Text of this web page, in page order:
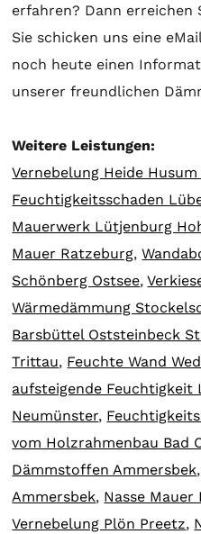
erfahren? Dann erreichen
Sie schicken uns eine
noch heute einen
unserer freundlichen
Weitere Leistungen:
Vernebelung Heide Husum
Feuchtigkeitsschaden
Mauerwerk Lütjenburg
Mauer Ratzeburg,
Schönberg Ostsee,
Wärmedämmung
Barsbüttel Oststeinbeck
Trittau, Feuchte Wand
aufsteigende Feuchtigkeit
Neumünster,
vom Holzrahmenbau Bad
Dämmstoffen Ammersbek,
Ammersbek, Nasse
Vernebelung Plön Preetz,